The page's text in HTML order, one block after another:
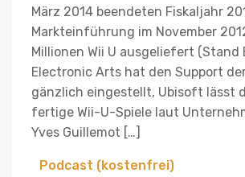
März 2014 beendeten Fiskaljahr
Markteinführung im November
Millionen Wii U ausgeliefert (Stand
Electronic Arts hat den Support
gänzlich eingestellt, Ubisoft lässt
fertige Wii-U-Spiele laut
Yves Guillemot […]
Podcast (kostenfrei)